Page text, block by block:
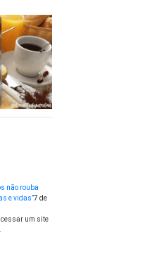
não rouba
e vidas”7 de
um site